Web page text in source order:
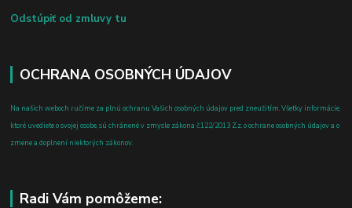
Odstúpiť od zmluvy tu
OCHRANA OSOBNÝCH ÚDAJOV
Na našich weboch ručíme za plnú ochranu Vašich osobných údajov pred zneužitím. Všetky informácie,
ktoré uvediete o svojej osobe, sú chránené v zmysle zákona č.122/2013 Z.z. o ochrane osobných údajov a o
zmene a doplnení niektorých zákonov.
Radi Vám pomôžeme: